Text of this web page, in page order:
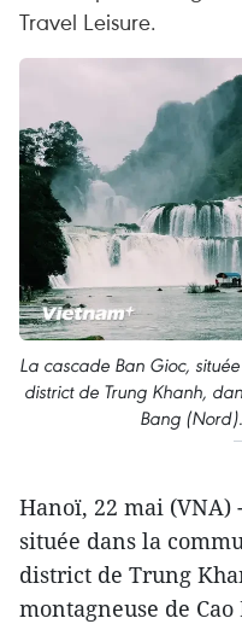
Travel Leisure.
La cascade Ban Gioc,
district de Trung Khanh,
Bang
Hanoï, 22 mai (VNA)
située dans la
district de Trung
montagneuse de